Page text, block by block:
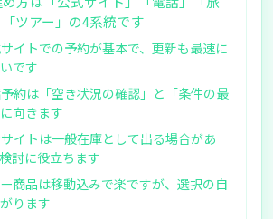
ツアー」の4系統です
イトでの予約が基本で、更新も最速に
です
約は「空き状況の確認」と「条件の最
向きます
イトは一般在庫として出る場合があ
討に役立ちます
商品は移動込みで楽ですが、選択の自
ります